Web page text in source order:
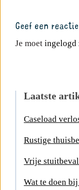
Geef een
Je moet ingelogd
Laatste
Caseload
Rustige
Vrije
Wat te doen